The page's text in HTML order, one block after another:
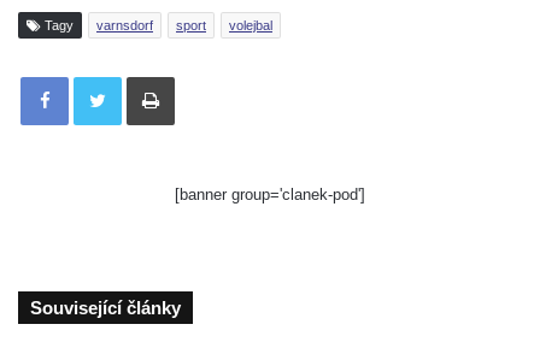
Tagy varnsdorf sport volejbal
Tisknout
[banner group='clanek-pod']
Související články